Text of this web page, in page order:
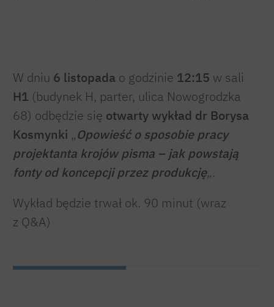
W dniu 6 listopada o godzinie 12:15 w sali
H1 (budynek H, parter, ulica Nowogrodzka
68) odbędzie się otwarty wykład dr Borysa
Kosmynki „Opowieść o sposobie pracy
projektanta krojów pisma – jak powstają
fonty od koncepcji przez produkcję„.
Wykład będzie trwał ok. 90 minut (wraz
z Q&A)